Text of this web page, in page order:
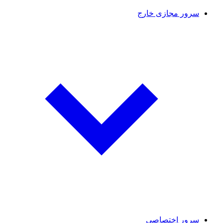
سرور مجازی خارج
سرور اختصاصی